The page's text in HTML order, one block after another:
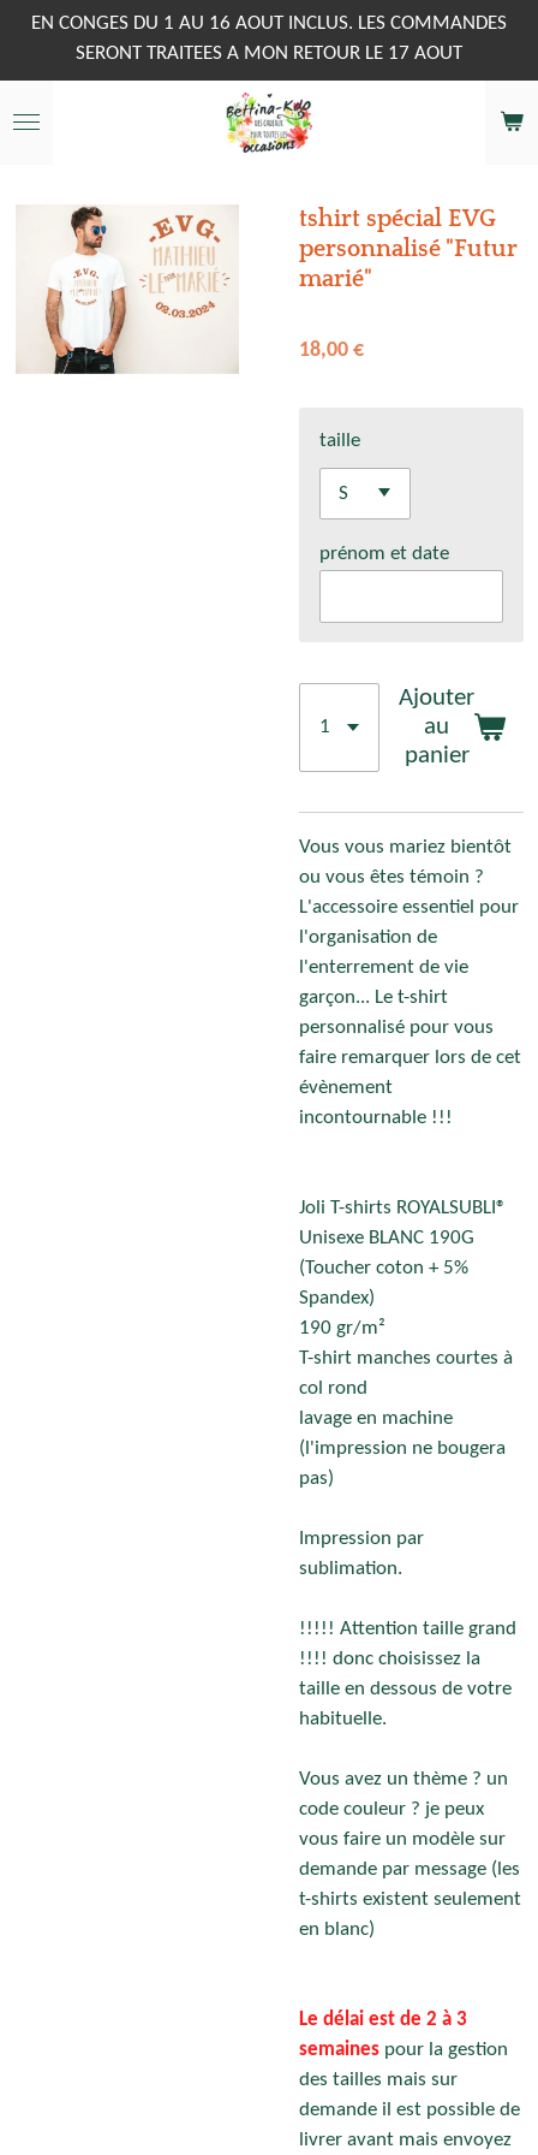
Passer
contenu
principal
EN CONGES DU 1 AU 16 AOUT INCLUS. LES COMMANDES
SERONT TRAITEES A MON RETOUR LE 17 AOUT
tshirt spécial EVG
personnalisé "Futur
marié"
18,00 €
taille
prénom et date
Ajouter
au
panier
Vous vous mariez bientôt
ou vous êtes témoin ?
L'accessoire essentiel pour
l'organisation de
l'enterrement de vie
garçon... Le t-shirt
personnalisé pour vous
faire remarquer lors de cet
évènement
incontournable !!!
Joli T-shirts ROYALSUBLI®
Unisexe BLANC 190G
(Toucher coton + 5%
Spandex)
190 gr/m²
T-shirt manches courtes à
col rond
lavage en machine
(l'impression ne bougera
pas)
Impression par
sublimation.
!!!!! Attention taille grand
!!!! donc choisissez la
taille en dessous de votre
habituelle.
Vous avez un thème ? un
code couleur ? je peux
vous faire un modèle sur
demande par message (les
t-shirts existent seulement
en blanc)
Le délai est de 2 à 3
semaines pour la gestion
des tailles mais sur
demande il est possible de
livrer avant mais envoyez